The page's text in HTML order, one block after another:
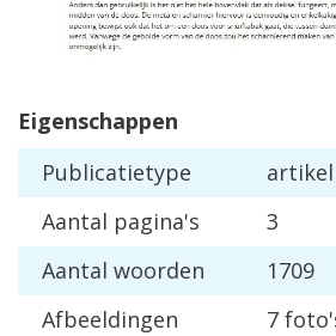
Eigenschappen
Publicatietype
Aantal pagina's
3
Aantal woorden
1709
Afbeeldingen
7